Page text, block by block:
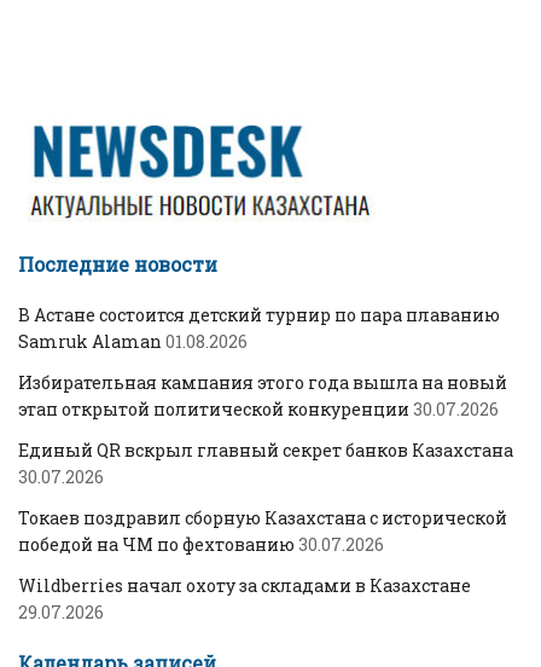
Последние новости
В Астане состоится детский турнир по пара плаванию
Samruk Alaman 01.08.2026
Избирательная кампания этого года вышла на новый
этап открытой политической конкуренции 30.07.2026
Единый QR вскрыл главный секрет банков Казахстана
30.07.2026
Токаев поздравил сборную Казахстана с исторической
победой на ЧМ по фехтованию 30.07.2026
Wildberries начал охоту за складами в Казахстане
29.07.2026